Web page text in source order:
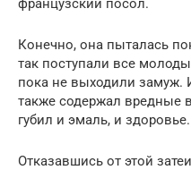
французский посол.
Конечно, она пыталась
так поступали все
пока не выходили замуж.
также содержал вредные
губил и эмаль, и здоровье.
Отказавшись от этой